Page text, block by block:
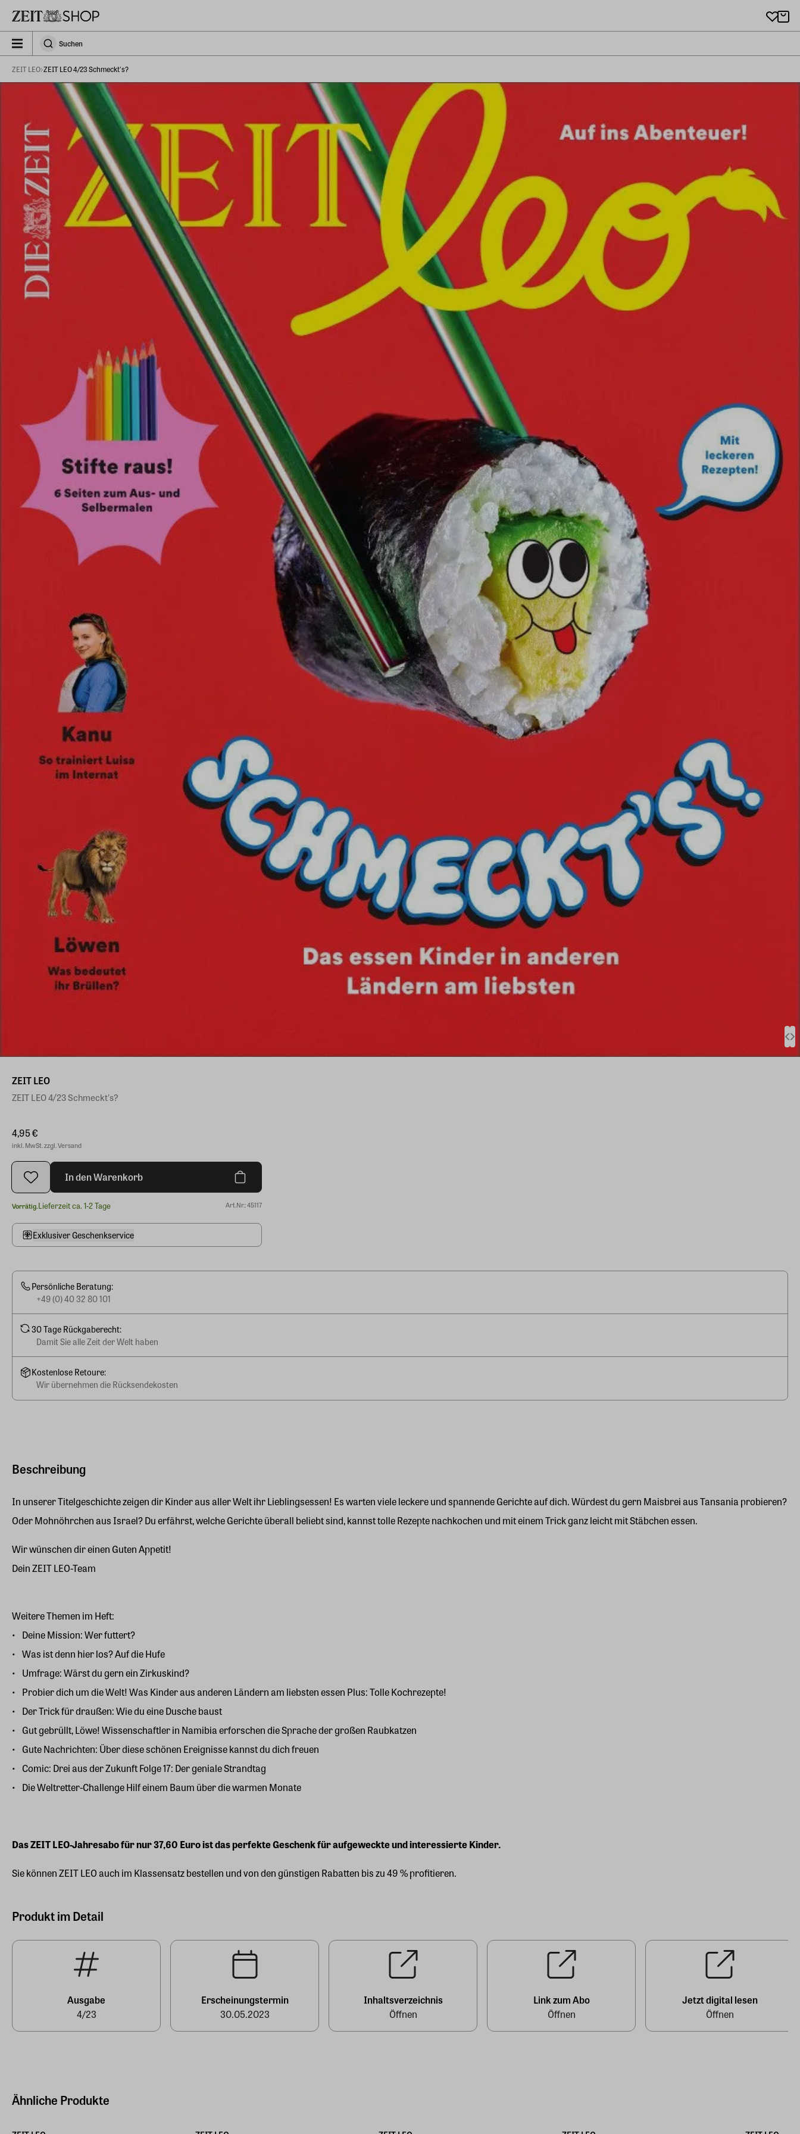
zeit_storefront.components.search.collapsed
SuchenSuchen
ZEIT LEO ZEIT LEO 4/23 Schmeckt's?
Beschreibung
In unserer Titelgeschichte zeigen dir Kinder aus aller Welt ihr Lieblingsessen! Es warten viele leckere und spannende Gerichte auf dich. Würdest du gern Maisbrei aus Tansania probieren?
Oder Mohnöhrchen aus Israel? Du erfährst, welche Gerichte überall beliebt sind, kannst tolle Rezepte nachkochen und mit einem Trick ganz leicht mit Stäbchen essen.
Wir wünschen dir einen Guten Appetit!
Dein ZEIT LEO-Team
Weitere Themen im Heft:
Deine Mission: Wer futtert?
Was ist denn hier los? Auf die Hufe
Umfrage: Wärst du gern ein Zirkuskind?
Probier dich um die Welt! Was Kinder aus anderen Ländern am liebsten essen Plus: Tolle Kochrezepte!
Der Trick für draußen: Wie du eine Dusche baust
Gut gebrüllt, Löwe! Wissenschaftler in Namibia erforschen die Sprache der großen Raubkatzen
Gute Nachrichten: Über diese schönen Ereignisse kannst du dich freuen
Comic: Drei aus der Zukunft Folge 17: Der geniale Strandtag
Die Weltretter-Challenge Hilf einem Baum über die warmen Monate
DasZEIT LEO-Jahresabofür nur 37,60 Euro ist das perfekte Geschenk für aufgeweckte und interessierte Kinder.
Sie können ZEIT LEO auch im Klassensatzbestellen und von den günstigen Rabatten bis zu 49 % profitieren.
Produkt im Detail
Ausgabe
4/23
Erscheinungstermin
30.05.2023
Inhaltsverzeichnis
Öffnen
Link zum Abo
Öffnen
Jetzt digital lesen
Öffnen
ZEIT LEO
ZEIT LEO 4/23 Schmeckt's?
4,95 €
inkl. MwSt. zzgl. Versand
In den Warenkorb
Vorrätig.Lieferzeit ca. 1-2 Tage Art.Nr.: 45117
Exklusiver Geschenkservice
Persönliche Beratung:
+49 (0) 40 32 80 101
30 Tage Rückgaberecht:
Damit Sie alle Zeit der Welt haben
Kostenlose Retoure:
Wir übernehmen die Rücksendekosten
Ähnliche Produkte